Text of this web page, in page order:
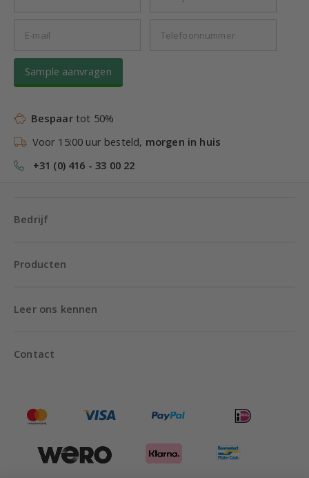
Sample aanvragen
Bespaartot 50%
Voor 15:00 uur besteld, morgen in huis
+31 (0) 416 - 33 00 22
Bedrijf
Producten
Leer ons kennen
Contact